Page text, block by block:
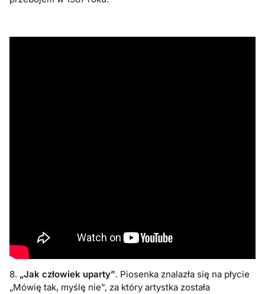
8. „Jak człowiek uparty”. Piosenka znalazła się na płycie
„Mówię tak, myślę nie”, za który artystka została